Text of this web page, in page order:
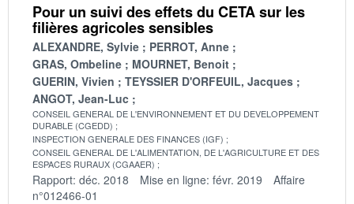
Pour un suivi des effets du CETA sur les
filières agricoles sensibles
ALEXANDRE, Sylvie
PERROT, Anne
GRAS, Ombeline
MOURNET, Benoit
GUERIN, Vivien
TEYSSIER D'ORFEUIL, Jacques
ANGOT, Jean-Luc
CONSEIL GENERAL DE L'ENVIRONNEMENT ET DU DEVELOPPEMENT
DURABLE (CGEDD)
INSPECTION GENERALE DES FINANCES (IGF)
CONSEIL GENERAL DE L'ALIMENTATION, DE L'AGRICULTURE ET DES
ESPACES RURAUX (CGAAER)
Rapport: déc. 2018 Mise en ligne: févr. 2019
Affaire
n°012466-01